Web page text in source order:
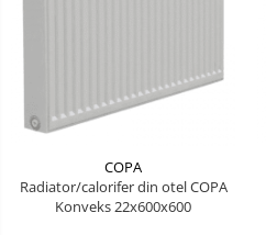
Dezumidificatoare
Aparate de Aer conditionat 12000
COPA
Radiator/calorifer din otel COPA
Konveks 22x600x600